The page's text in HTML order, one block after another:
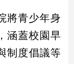
將青少年身
涵蓋校園早
制度倡議等